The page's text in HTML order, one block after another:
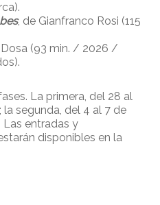
, de Gianfranco Rosi (115
Dosa (93 min. / 2026 /
La primera, del 28 al
la segunda, del 4 al 7 de
Las entradas y
disponibles en la